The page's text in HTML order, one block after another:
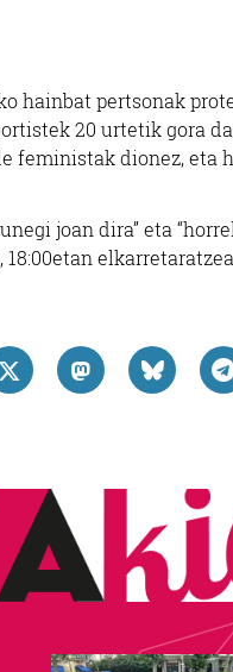
hainbat pertsonak
20 urtetik gora
feministak dionez, eta
joan dira” eta